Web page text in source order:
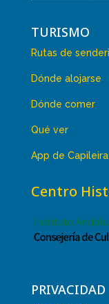
TURISMO
Rutas de
Dónde alojarse
Dónde comer
Qué ver
App de
Centro
PRIVACIDAD